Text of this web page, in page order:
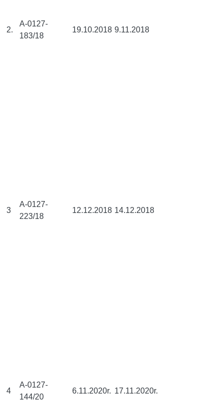
2.
A-0127-
183/18
19.10.2018 9.11.2018
3
A-0127-
223/18
12.12.2018 14.12.2018
4
A-0127-
144/20
6.11.2020r. 17.11.2020r.